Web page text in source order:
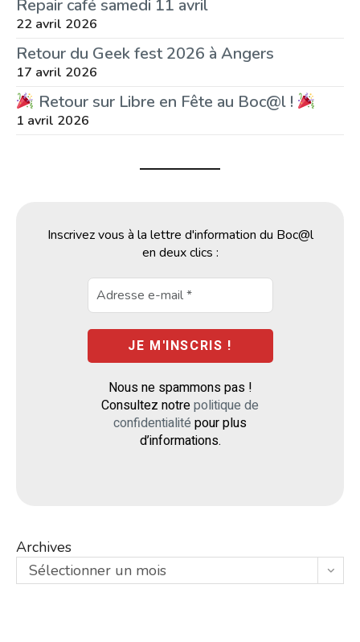
Repair café samedi 11 avril
22 avril 2026
Retour du Geek fest 2026 à Angers
17 avril 2026
Retour sur Libre en Fête au Boc@l !
1 avril 2026
Inscrivez vous à la lettre d'information du Boc@l
en deux clics :
Nous ne spammons pas !
Consultez notrepolitique de
confidentialité pour plus
d’informations.
Archives
Sélectionner un mois